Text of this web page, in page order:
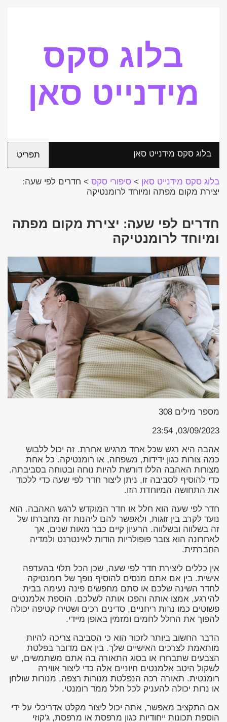
בלוג סקס
מידנייט סאן
בלוג סקס מידנייט סאן תפריט
בלוג סקס מידנייט סאן > סיפורי סקס > חדרים לפי שעה:
יצירת מקום מפתה ומיוחד לרומנטיקה
חדרים לפי שעה: יצירת מקום מפתה
ומיוחד לרומנטיקה
מספר מילים 308
03/09/2023, 23:54
אהבה היא רגש שכל אחד מרגיש אחרת. זה יכול ללבוש
כמה צורות כגון ידידות, משפחה, או רומנטיקה. כל אחת
מצורות האהבה הללו דורשת להיות נוחה ובטוחה בסביבתה.
כדי להוסיף לסביבה זו, ניתן ליצור חדר לפי שעה כדי ללכוד
את התחושה המיוחדת הזו.
חדר לפי שעה הוא חלל או חדר המוקדש לרגש האהבה. הוא
נועד לקרב בין זוגות, ולאפשר להם ליהנות זה מחברתו של
זה בשלווה ובשלווה. הרעיון קיים כבר מאות שנים, אך
לאחרונה הוא צובר פופולריות הודות לאינטרנט ולמדיה
החברתית.
אין כללים ליצירת חדר לפי שעה, שכן הכל תלוי בהעדפה
אישית. בין אם אתם מנסים להוסיף נופך של רומנטיקה
לחדר השינה שלכם או סתם מחפשים פינה נעימה בבית
להירגע, אמצו אותה והפכו אותה לשלכם. הוספת אלמנטים
פשוטים כמו נרות ריחניים, סדינים רכים ושטיח קטיפה יכולה
להפוך את החלל לחמים ומזמין באופן מיידי.
הדבר החשוב ביותר לזכור הוא כי הסביבה צריכה להיות
מותאמת לצרכים האישיים שלך. בין אם מדובר בפלטת
הצבעים שתבחרו או בסוג התאורה בה אתם משתמשים, יש
לשקול היטב אלמנטים חיוניים אלה כדי ליצור אווירה
רומנטית. תאורה רכה הנפלטת מנורות רצפה, מנורות שולחן
או נרות יכולה להעניק לכל חלל ממד רומנטי.
אם התקציב מאפשר, אתה יכול ליצור מקלט אדריכלי על ידי
הוספת תכונות ייחודיות כגון מרפסת או מרפסת, ג'קוזי